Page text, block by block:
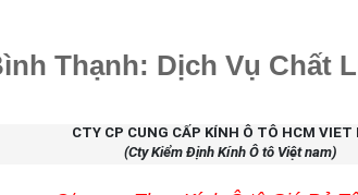
Thạnh: Dịch Vụ Chất
CTY CP CUNG CẤP KÍNH Ô TÔ HCM VIET
(Cty Kiểm Định Kính Ô tô Việt nam)